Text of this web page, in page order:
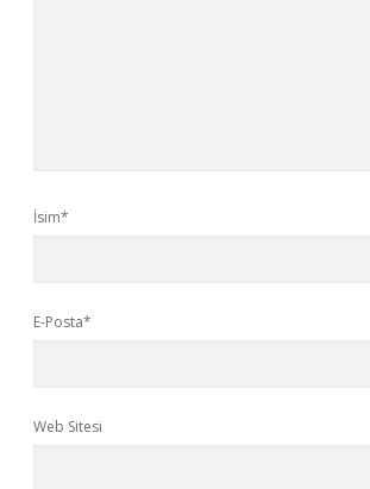
İsim*
E-Posta*
Web Sitesi